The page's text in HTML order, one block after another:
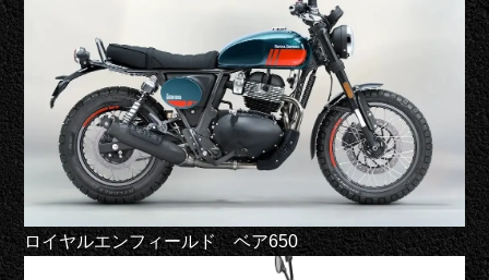
ロイヤルエンフィールド ベア650